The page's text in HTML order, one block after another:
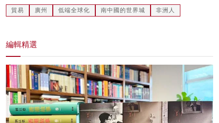
貿易 廣州 低端全球化 南中國的世界城 非洲人
編輯精選